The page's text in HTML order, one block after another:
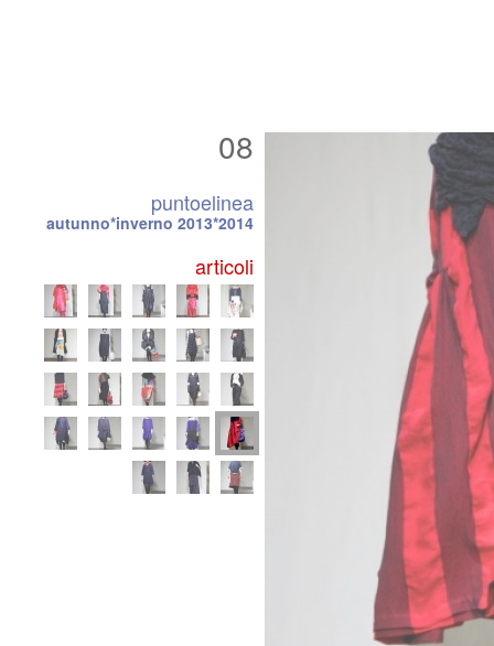
08
puntoelinea
autunno*inverno 2013*2014
articoli